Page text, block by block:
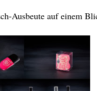
Ausbeute auf einem